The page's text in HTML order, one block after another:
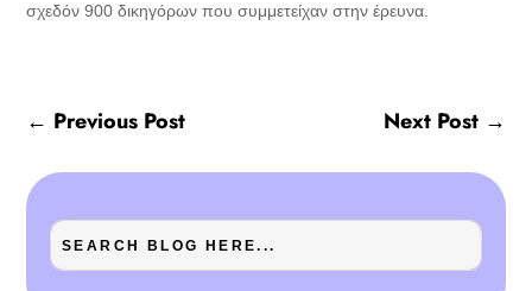
σχεδόν 900 δικηγόρων που συμμετείχαν στην έρευνα.
← Previous Post Next Post→